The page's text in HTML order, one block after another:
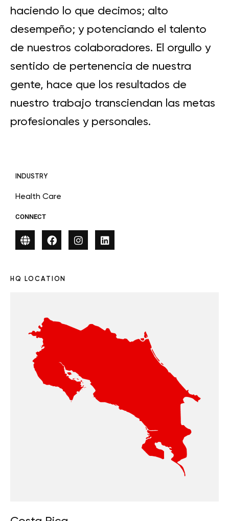
haciendo lo que decimos; alto
desempeño; y potenciando el talento
de nuestros colaboradores. El orgullo y
sentido de pertenencia de nuestra
gente, hace que los resultados de
nuestro trabajo transciendan las metas
profesionales y personales.
INDUSTRY
Health Care
CONNECT
HQ LOCATION